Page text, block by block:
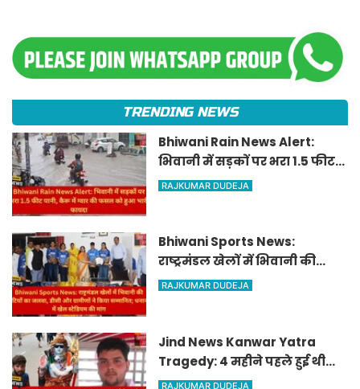
TRENDING NEWS
Bhiwani Rain News Alert:
भिवानी में सड़कों पर भरा 1.5 फीट
पानी, कैरू में ग्वार की फसल को
RAJKUMAR DUDEJA
Bhiwani Sports News:
राष्ट्रमंडल खेलों में भिवानी की
बेटियों का जलवा, डीसी और
RAJKUMAR DUDEJA
Jind News Kanwar Yatra
Tragedy: 4 महीने पहले हुई थी
शादी! यमुनानगर सड़क हादसे में
RAJKUMAR DUDEJA